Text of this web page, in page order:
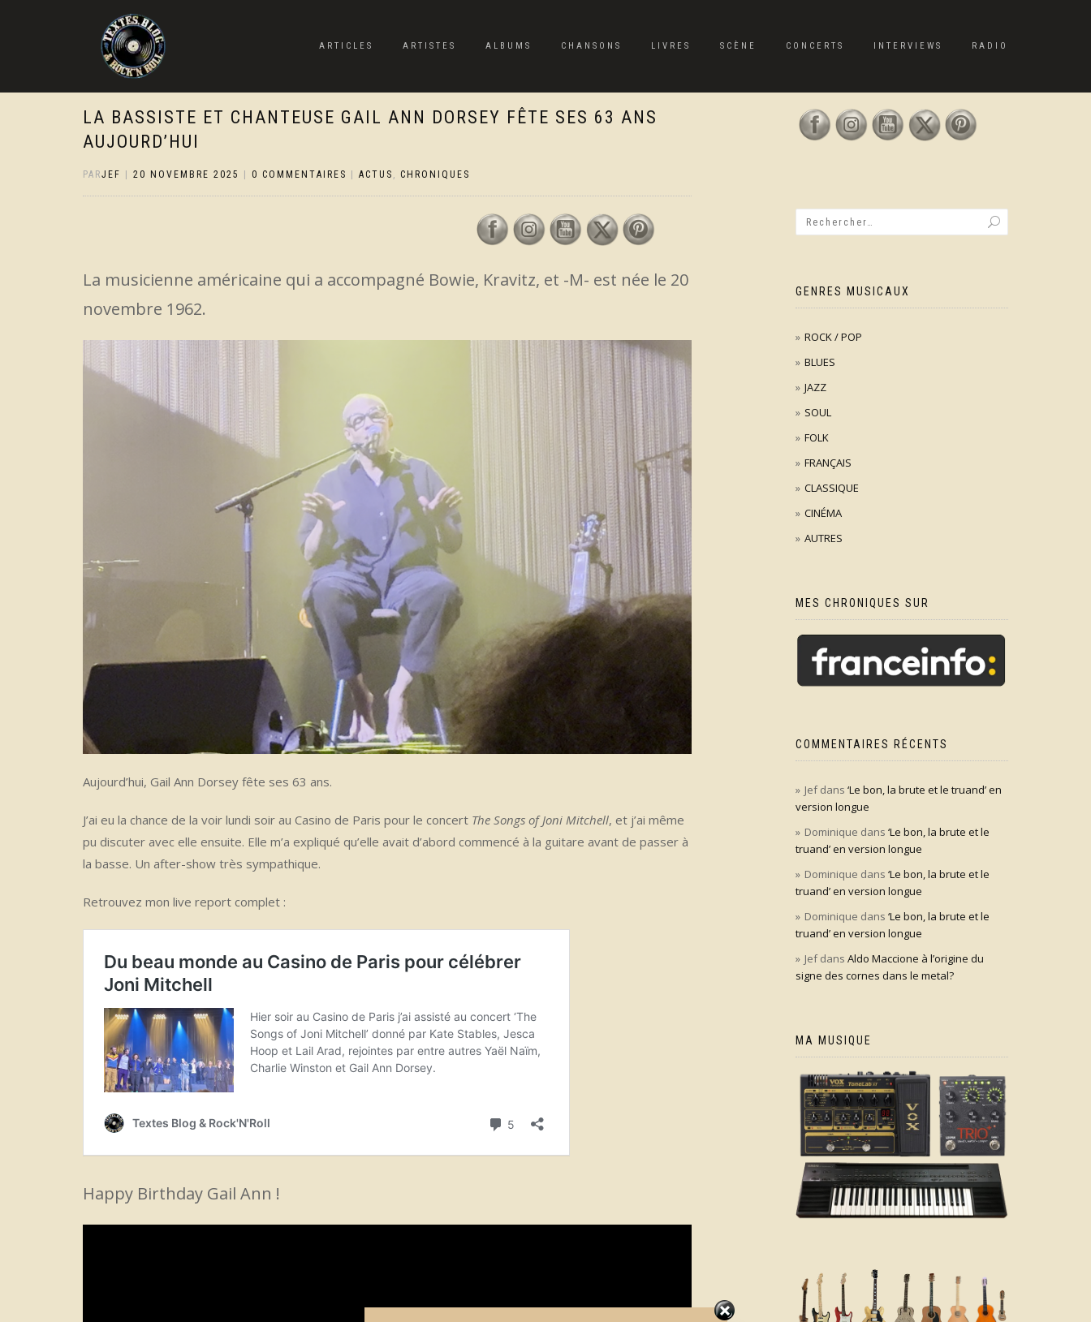
ARTICLES ARTISTES ALBUMS CHANSONS LIVRES SCÈNE CONCERTS INTERVIEWS RADIO
LA BASSISTE ET CHANTEUSE GAIL ANN DORSEY FÊTE SES 63 ANS
AUJOURD’HUI
PARJEF 20 NOVEMBRE 2025 0 COMMENTAIRES ACTUS , CHRONIQUES
La musicienne américaine qui a accompagné Bowie, Kravitz, et -M- est née le 20
novembre 1962.
Aujourd’hui, Gail Ann Dorsey fête ses 63 ans.
J’ai eu la chance de la voir lundi soir au Casino de Paris pour le concert The Songs of Joni Mitchell, et j’ai même
pu discuter avec elle ensuite. Elle m’a expliqué qu’elle avait d’abord commencé à la guitare avant de passer à
la basse. Un after-show très sympathique.
Retrouvez mon live report complet :
Happy Birthday Gail Ann !
GENRES MUSICAUX
ROCK / POP
BLUES
JAZZ
SOUL
FOLK
FRANÇAIS
CLASSIQUE
CINÉMA
AUTRES
MES CHRONIQUES SUR
COMMENTAIRES RÉCENTS
Jefdans ‘Le bon, la brute et le truand’ en
version longue
Dominique dans ‘Le bon, la brute et le
truand’ en version longue
Dominique dans ‘Le bon, la brute et le
truand’ en version longue
Dominique dans ‘Le bon, la brute et le
truand’ en version longue
Jefdans Aldo Maccione à l’origine du
signe des cornes dans le metal?
MA MUSIQUE